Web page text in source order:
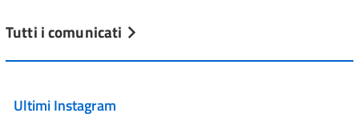
Tutti i comunicati
Ultimi Instagram